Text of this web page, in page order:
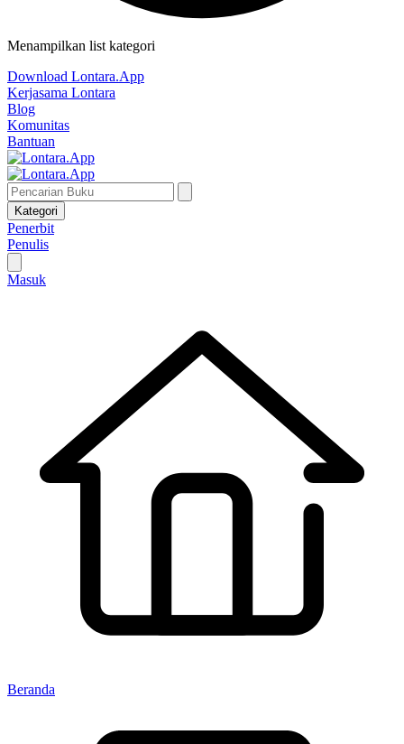
Menampilkan list kategori
Download Lontara.App
Kerjasama Lontara
Blog
Komunitas
Bantuan
Kategori
Penerbit
Penulis
Masuk
Beranda